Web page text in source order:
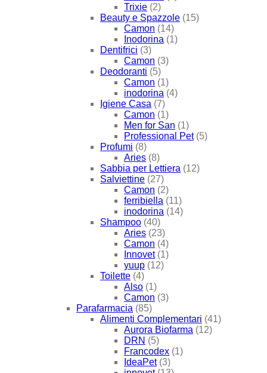
Trixie (2)
Beauty e Spazzole (15)
Camon (14)
Inodorina (1)
Dentifrici (3)
Camon (3)
Deodoranti (5)
Camon (1)
inodorina (4)
Igiene Casa (7)
Camon (1)
Men for San (1)
Professional Pet (5)
Profumi (8)
Aries (8)
Sabbia per Lettiera (12)
Salviettine (27)
Camon (2)
ferribiella (11)
inodorina (14)
Shampoo (40)
Aries (23)
Camon (4)
Innovet (1)
yuup (12)
Toilette (4)
Also (1)
Camon (3)
Parafarmacia (85)
Alimenti Complementari (41)
Aurora Biofarma (12)
DRN (5)
Francodex (1)
IdeaPet (3)